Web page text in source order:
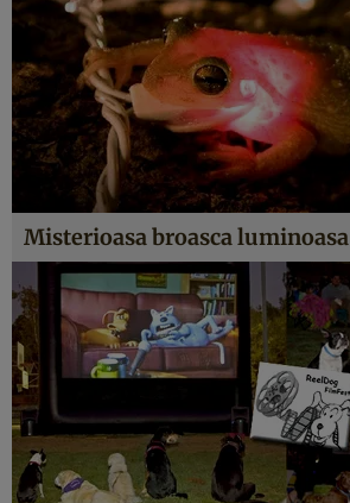
Misterioasa broasca luminoasa